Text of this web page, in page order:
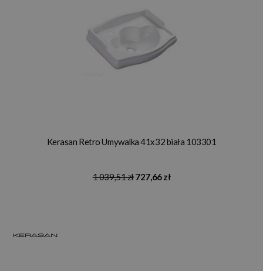
Kerasan Retro Umywalka 41x32 biała 103301
1 039,51 zł727,66 zł